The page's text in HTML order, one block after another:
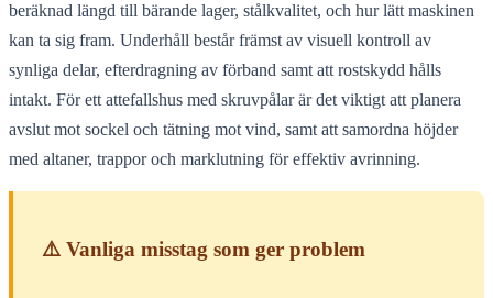
beräknad längd till bärande lager, stålkvalitet, och hur lätt maskinen
kan ta sig fram. Underhåll består främst av visuell kontroll av
synliga delar, efterdragning av förband samt att rostskydd hålls
intakt. För ett attefallshus med skruvpålar är det viktigt att planera
avslut mot sockel och tätning mot vind, samt att samordna höjder
med altaner, trappor och marklutning för effektiv avrinning.
⚠️ Vanliga misstag som ger problem